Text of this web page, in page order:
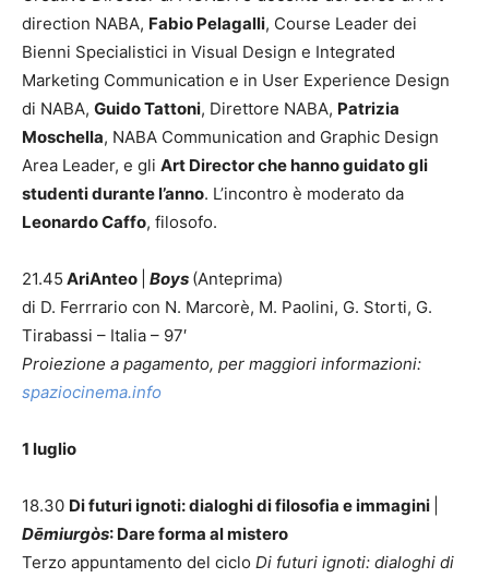
direction NABA, Fabio Pelagalli, Course Leader dei
Bienni Specialistici in Visual Design e Integrated
Marketing Communication e in User Experience Design
di NABA, Guido Tattoni, Direttore NABA, Patrizia
Moschella, NABA Communication and Graphic Design
Area Leader, e gli Art Director che hanno guidato gli
studenti durante l’anno. L’incontro è moderato da
Leonardo Caffo, filosofo.
21.45 AriAnteo Boys (Anteprima)
di D. Ferrrario con N. Marcorè, M. Paolini, G. Storti, G.
Tirabassi – Italia – 97′
Proiezione a pagamento, per maggiori informazioni:
spaziocinema.info
1 luglio
18.30 Di futuri ignoti: dialoghi di filosofia e immagini
Dēmiurgòs: Dare forma al mistero
Terzo appuntamento del ciclo Di futuri ignoti: dialoghi di